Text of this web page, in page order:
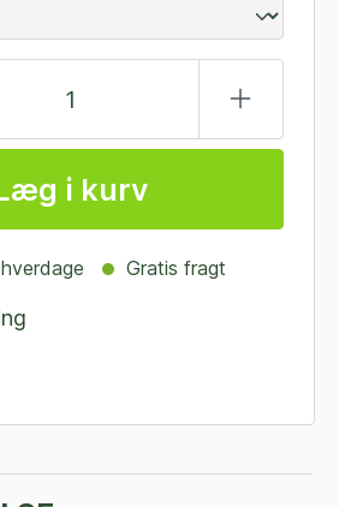
i kurv
Gratis fragt